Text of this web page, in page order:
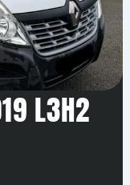
L3H2